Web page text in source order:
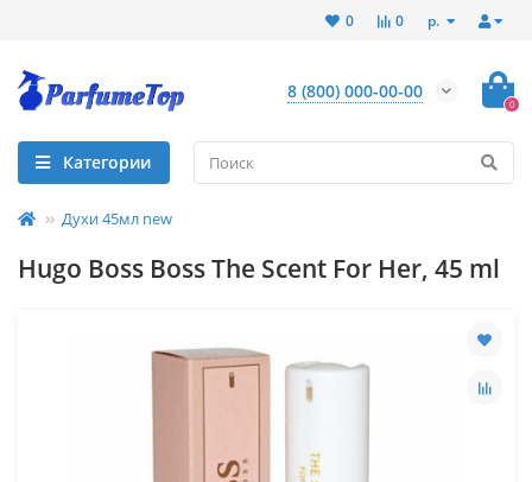
р.
0
0
8 (800) 000-00-00
0
Категории
Духи 45мл new
Hugo Boss Boss The Scent For Her, 45 ml